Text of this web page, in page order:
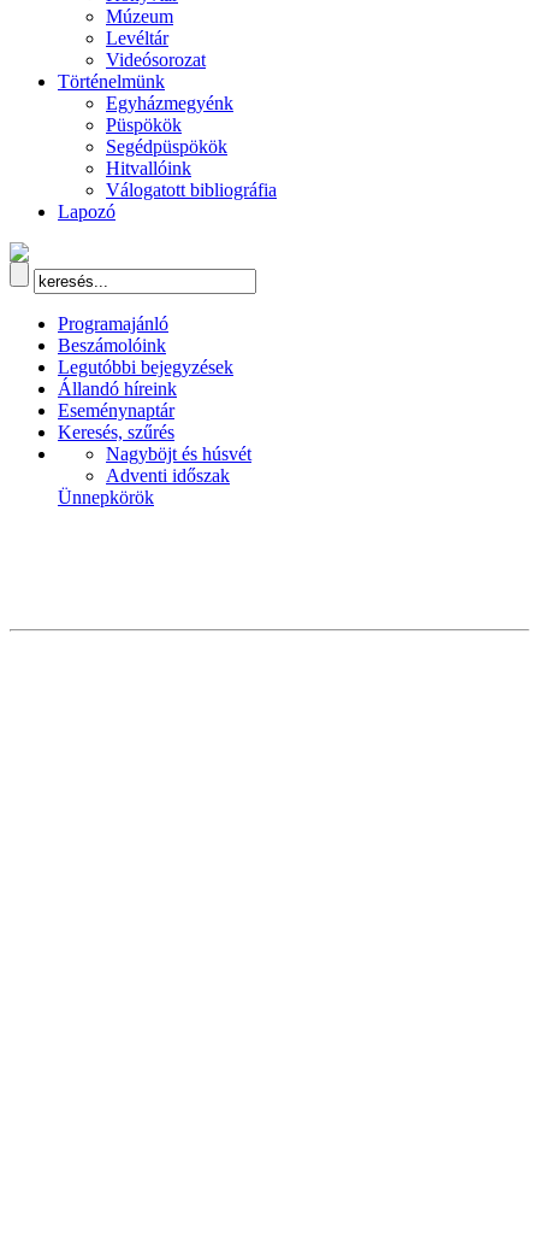
Múzeum
Levéltár
Videósorozat
Történelmünk
Egyházmegyénk
Püspökök
Segédpüspökök
Hitvallóink
Válogatott bibliográfia
Lapozó
Programajánló
Beszámolóink
Legutóbbi bejegyzések
Állandó híreink
Eseménynaptár
Keresés, szűrés
Nagyböjt és húsvét
Adventi időszak
Ünnepkörök